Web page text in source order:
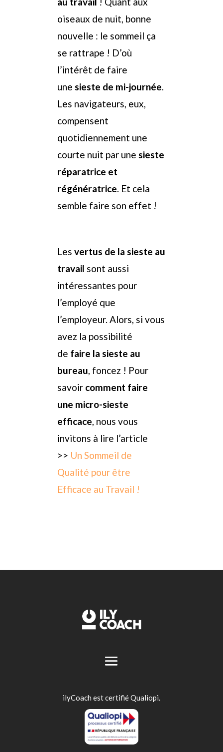
oiseaux de nuit, bonne
nouvelle : le sommeil ça
se rattrape ! D’où
l’intérêt de faire
une sieste de mi-journée.
Les navigateurs, eux,
compensent
quotidiennement une
courte nuit par une sieste
réparatrice et
régénératrice. Et cela
semble faire son effet !
Les vertus de la sieste au
travail sont aussi
intéressantes pour
l’employé que
l’employeur. Alors, si vous
avez la possibilité
de faire la sieste au
bureau, foncez ! Pour
savoir comment faire
une micro-sieste
efficace, nous vous
invitons à lire l’article
>> Un Sommeil de
Qualité pour être
Efficace au Travail !
ilyCoach est certifié Qualiopi.